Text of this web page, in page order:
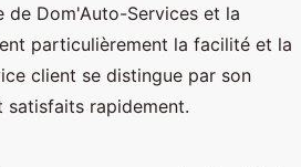
de Dom'Auto-Services et la
particulièrement la facilité et la
client se distingue par son
satisfaits rapidement.